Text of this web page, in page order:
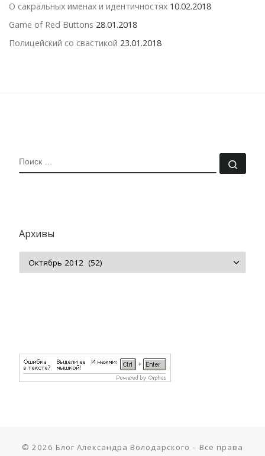
О сакральных именах и идентичностях 10.02.2018
Game of Red Buttons 28.01.2018
Полицейский со свастикой 23.01.2018
ПОИСК
Архивы
© 2026 Блог Александра Володарского – Все права